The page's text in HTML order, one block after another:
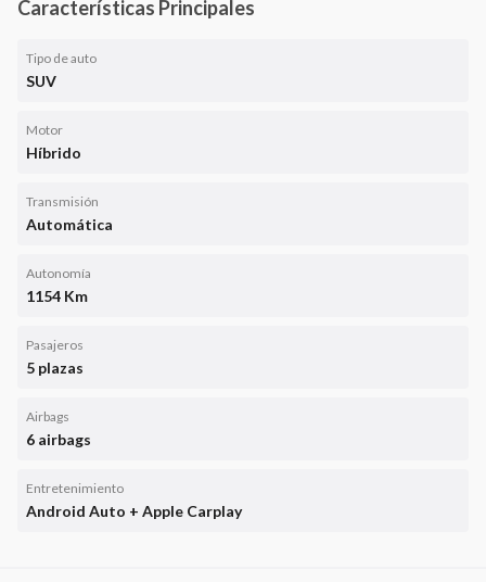
Características Principales
Tipo de auto
SUV
Motor
Híbrido
Transmisión
Automática
Autonomía
1154 Km
Pasajeros
5 plazas
Airbags
6 airbags
Entretenimiento
Android Auto + Apple Carplay